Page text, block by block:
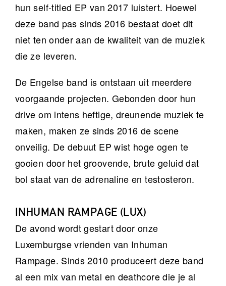
hun self-titled EP van 2017 luistert. Hoewel
deze band pas sinds 2016 bestaat doet dit
niet ten onder aan de kwaliteit van de muziek
die ze leveren.
De Engelse band is ontstaan uit meerdere
voorgaande projecten. Gebonden door hun
drive om intens heftige, dreunende muziek te
maken, maken ze sinds 2016 de scene
onveilig. De debuut EP wist hoge ogen te
gooien door het groovende, brute geluid dat
bol staat van de adrenaline en testosteron.
INHUMAN RAMPAGE (LUX)
De avond wordt gestart door onze
Luxemburgse vrienden van Inhuman
Rampage. Sinds 2010 produceert deze band
al een mix van metal en deathcore die je al